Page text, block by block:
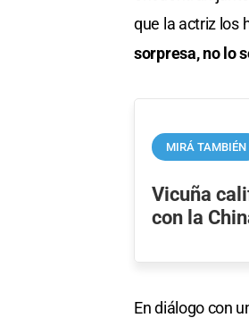
que la actriz los
sorpresa, no lo
MIRÁ TAMBIÉN
Vicuña
con la
En diálogo con